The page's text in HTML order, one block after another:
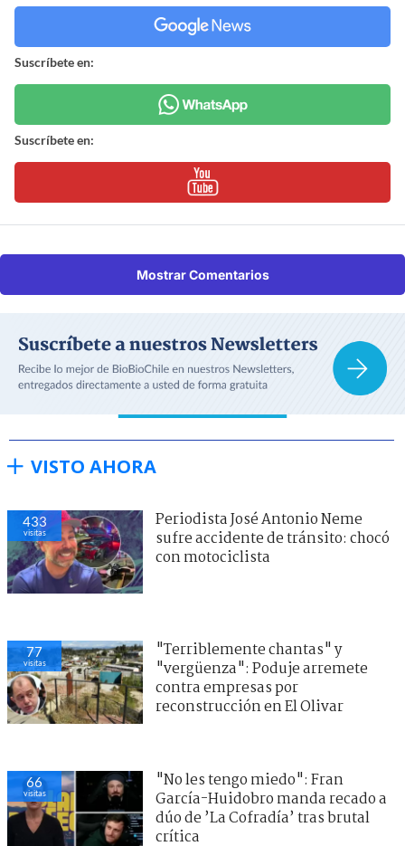
Suscríbete en:
Suscríbete en:
Mostrar Comentarios
VISTO AHORA
433
visitas
Periodista José Antonio Neme
sufre accidente de tránsito: chocó
con motociclista
77
visitas
"Terriblemente chantas" y
"vergüenza": Poduje arremete
contra empresas por
reconstrucción en El Olivar
66
visitas
"No les tengo miedo": Fran
García-Huidobro manda recado a
dúo de ’La Cofradía’ tras brutal
crítica